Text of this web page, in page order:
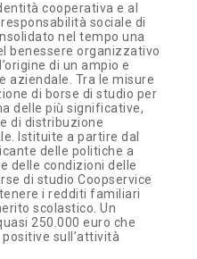
cooperativa e al
sociale di
nel tempo una
benessere organizzativo
di un ampio e
aziendale. Tra le misure
di borse di studio per
delle più significative,
di distribuzione
Istituite a partire dal
delle politiche a
delle condizioni delle
di studio Coopservice
i redditi familiari
scolastico. Un
250.000 euro che
sull’attività